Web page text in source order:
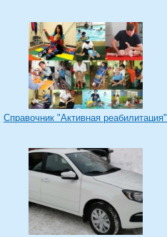
Справочник "Активная реабилитация"